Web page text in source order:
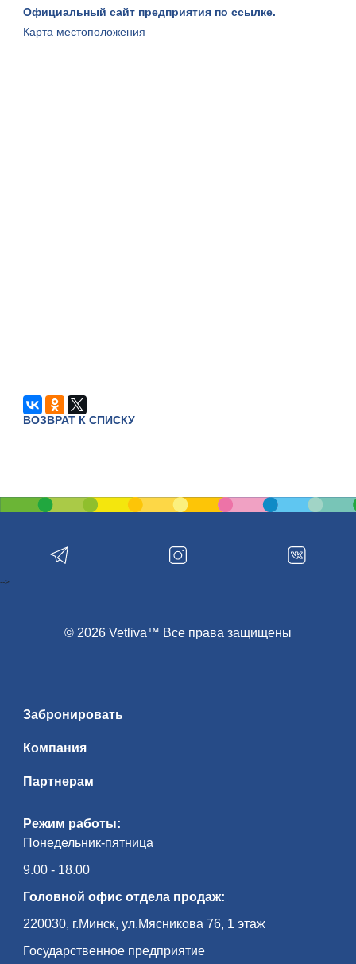
Официальный сайт предприятия по ссылке.
Карта местоположения
ВОЗВРАТ К СПИСКУ
Режим работы:
Понедельник-пятница
9.00 - 18.00
Головной офис отдела продаж:
220030, г.Минск, ул.Мясникова 76, 1 этаж
Государственное предприятие
Забронировать
Компания
Партнерам
© 2026 Vetliva™ Все права защищены
-->